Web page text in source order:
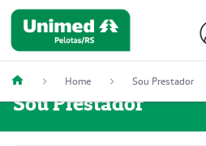
Home Sou Prestador
Sou Prestador